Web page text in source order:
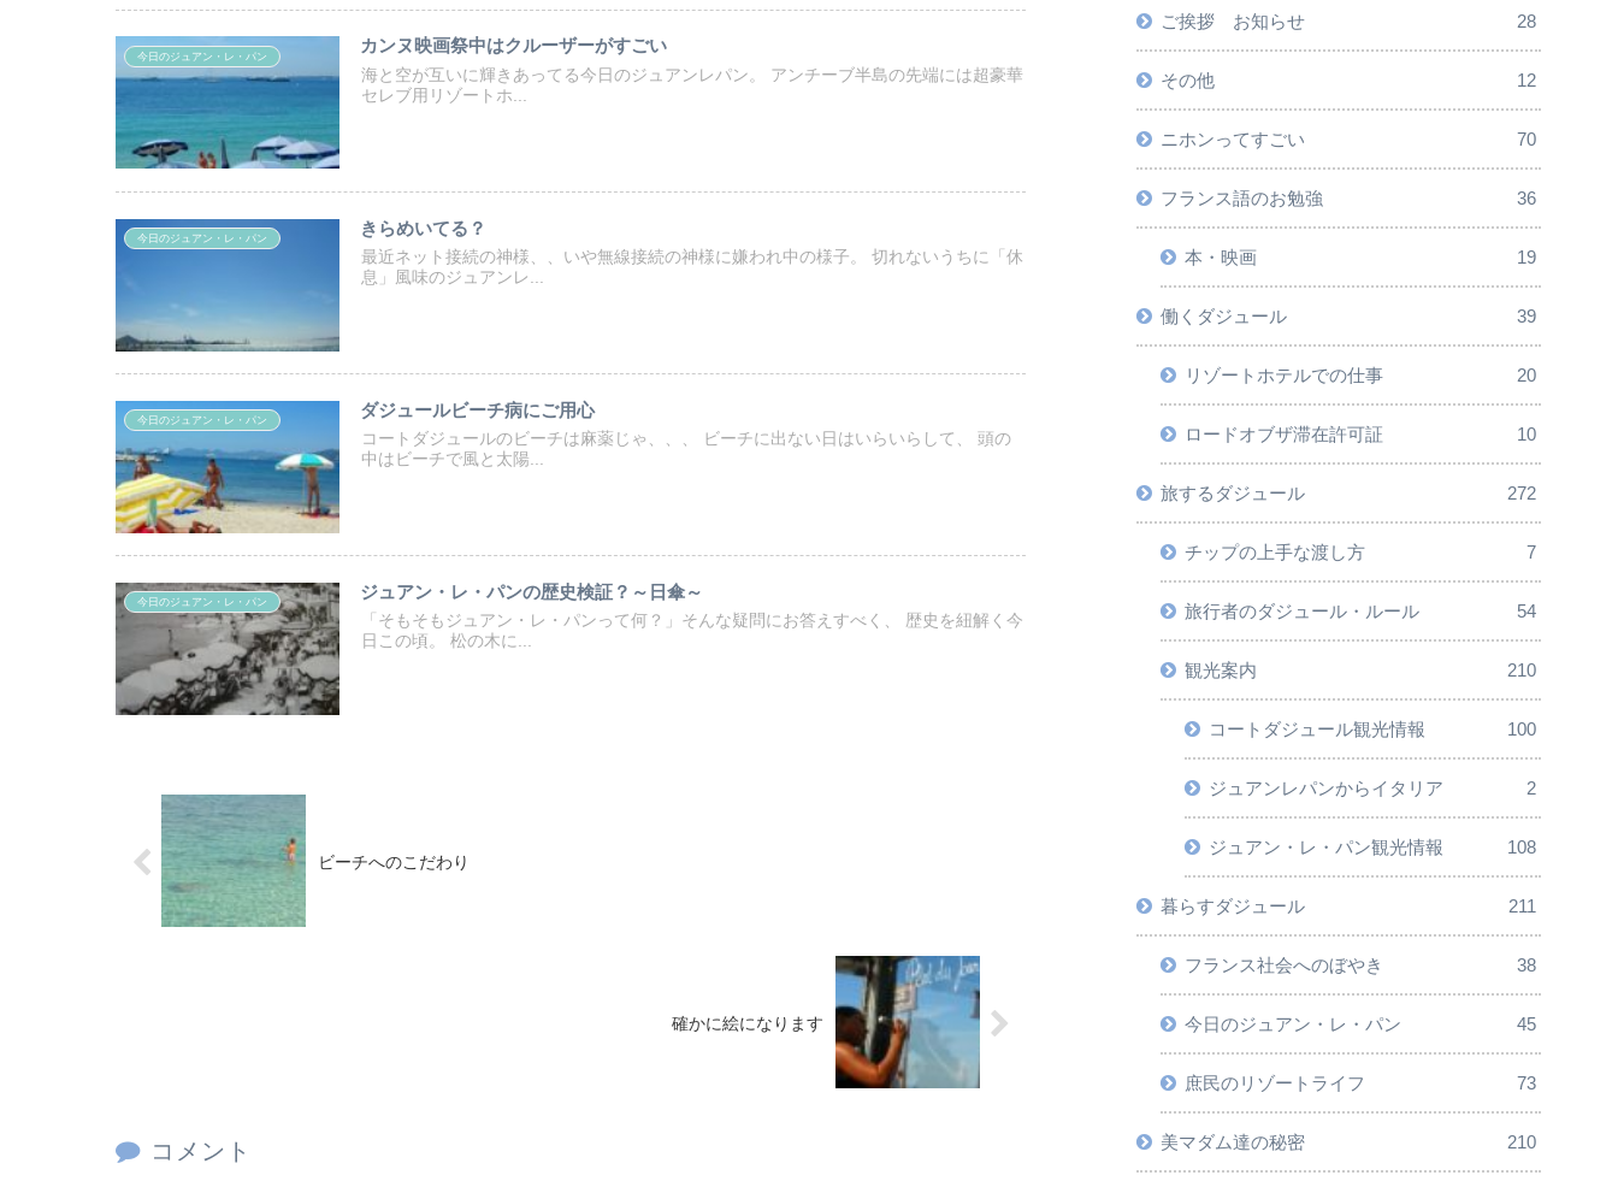
今日のジュアン・レ・パン
カンヌ映画祭中はクルーザーがすごい
海と空が互いに輝きあってる今日のジュアンレパン。 アンチーブ半島の先端には超豪華
セレブ用リゾートホ...
今日のジュアン・レ・パン
きらめいてる？
最近ネット接続の神様、、いや無線接続の神様に嫌われ中の様子。 切れないうちに「休
息」風味のジュアンレ...
今日のジュアン・レ・パン
ダジュールビーチ病にご用心
コートダジュールのビーチは麻薬じゃ、、、 ビーチに出ない日はいらいらして、 頭の
中はビーチで風と太陽...
今日のジュアン・レ・パン
ジュアン・レ・パンの歴史検証？～日傘～
「そもそもジュアン・レ・パンって何？」そんな疑問にお答えすべく、 歴史を紐解く今
日この頃。 松の木に...
ビーチへのこだわり
確かに絵になります
コメント
ご挨拶 お知らせ 28
その他 12
ニホンってすごい 70
フランス語のお勉強 36
本・映画 19
働くダジュール 39
リゾートホテルでの仕事 20
ロードオブザ滞在許可証 10
旅するダジュール 272
チップの上手な渡し方 7
旅行者のダジュール・ルール 54
観光案内 210
コートダジュール観光情報 100
ジュアンレパンからイタリア 2
ジュアン・レ・パン観光情報 108
暮らすダジュール 211
フランス社会へのぼやき 38
今日のジュアン・レ・パン 45
庶民のリゾートライフ 73
美マダム達の秘密 210